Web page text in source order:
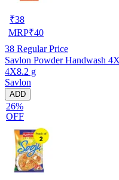
₹38
MRP₹40
38 Regular Price
Savlon Powder Handwash
4X8.2 g
Savlon
ADD
26%
OFF